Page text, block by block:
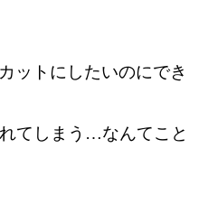
ットにしたいのにでき
てしまう…なんてこと